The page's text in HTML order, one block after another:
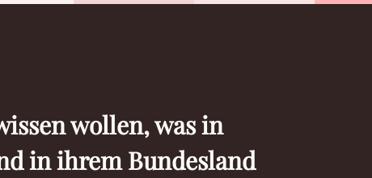
wollen, was in
in ihrem Bundesland